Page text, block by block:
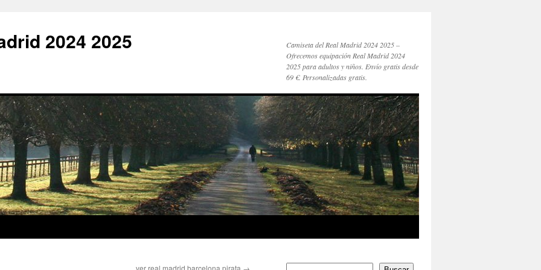
2024 2025
Camiseta del Real Madrid 2024 2025 –
Ofrecemos equipación Real Madrid 2024
2025 para adultos y niños. Envío gratis desde
69 €. Personalizadas gratis.
ver real madrid barcelona pirata →